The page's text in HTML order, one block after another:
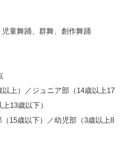
童舞踊、群舞、創作舞踊
上）／ジュニア部（14歳以上17
13歳以下）
15歳以下）／幼児部（3歳以上8